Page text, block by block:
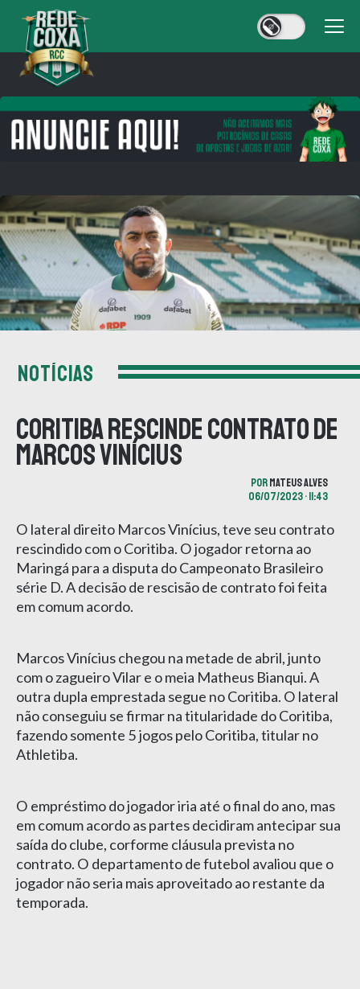
NOTÍCIAS
Coritiba rescinde contrato de
Marcos Vinícius
PORMATEUS ALVES
06/07/2023 • 11:43
O lateral direito Marcos Vinícius, teve seu contrato
rescindido com o Coritiba. O jogador retorna ao
Maringá para a disputa do Campeonato Brasileiro
série D. A decisão de rescisão de contrato foi feita
em comum acordo.
Marcos Vinícius chegou na metade de abril, junto
com o zagueiro Vilar e o meia Matheus Bianqui. A
outra dupla emprestada segue no Coritiba. O lateral
não conseguiu se firmar na titularidade do Coritiba,
fazendo somente 5 jogos pelo Coritiba, titular no
Athletiba.
O empréstimo do jogador iria até o final do ano, mas
em comum acordo as partes decidiram antecipar sua
saída do clube, corforme cláusula prevista no
contrato. O departamento de futebol avaliou que o
jogador não seria mais aproveitado ao restante da
temporada.